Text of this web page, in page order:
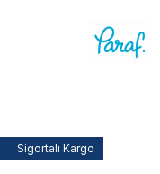
Sigortalı Kargo